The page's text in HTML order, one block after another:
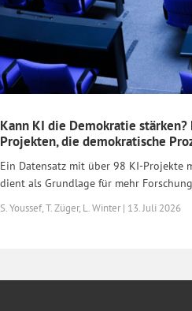
Kann KI die Demokratie stärken?
Projekten, die demokratische
Ein Datensatz mit über 98 KI-Projekte
dient als Grundlage für mehr
S. Youssef, T. Züger, L. Winter | 13. Juli 2026